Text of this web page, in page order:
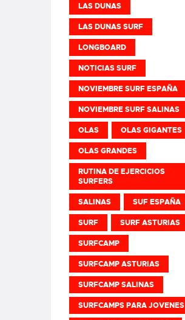
LAS DUNAS
LAS DUNAS SURF
LONGBOARD
NOTICIAS SURF
NOVIEMBRE SURF ESPAÑA
NOVIEMBRE SURF SALINAS
OLAS OLAS GIGANTES
OLAS GRANDES
RUTINA DE EJERCICIOS
SURFERS
SALINAS SUF ESPAÑA
SURF SURF ASTURIAS
SURFCAMP
SURFCAMP ASTURIAS
SURFCAMP SALINAS
SURFCAMPS PARA JOVENES